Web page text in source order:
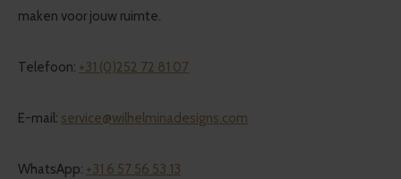
maken voor jouw ruimte.
Telefoon: +31 (0)252 72 81 07
E-mail: service@wilhelminadesigns.com
WhatsApp: +31 6 57 56 53 13